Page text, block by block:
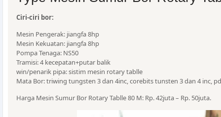
Ciri-ciri bor:
Mesin Pengerak: jiangfa 8hp
Mesin Kekuatan: jiangfa 8hp
Pompa Tenaga: NS50
Tramisi: 4 kecepatan+putar balik
win/penarik pipa: sistim mesin rotary tablle
Mata Bor: triwing tungsten 3 dan 4inc, corebits tunsten 3 dan 4 inc,
Harga Mesin Sumur Bor Rotary Tablle 80 M: Rp. 42juta – Rp. 50juta.